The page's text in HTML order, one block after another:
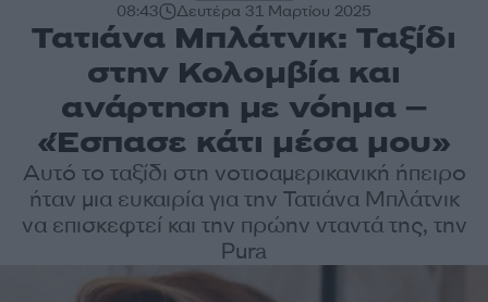
08:43 Δευτέρα 31 Μαρτίου 2025
Τατιάνα Μπλάτνικ: Ταξίδι
στην Κολομβία και
ανάρτηση με νόημα –
«Έσπασε κάτι μέσα μου»
Αυτό το ταξίδι στη νοτιοαμερικανική ήπειρο
ήταν μια ευκαιρία για την Τατιάνα Μπλάτνικ
να επισκεφτεί και την πρώην νταντά της, την
Pura